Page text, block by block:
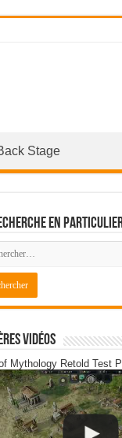
Stage
en
Vidéos
Mythology Retold Test